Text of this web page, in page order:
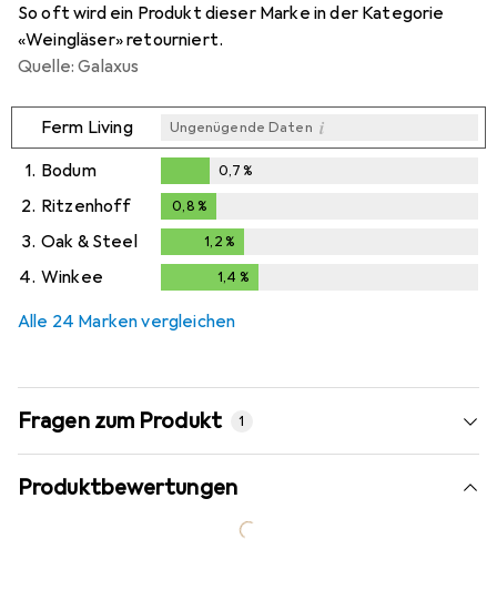
So oft wird ein Produkt dieser Marke in der Kategorie
«Weingläser» retourniert.
Quelle: Galaxus
Ferm Living Ungenügende Daten i
1. Bodum
0,7%
0,7%
2. Ritzenhoff 0,8 %
3. Oak & Steel 1,2 %
4. Winkee 1,4 %
Alle 24 Marken vergleichen
Fragen zum Produkt 1
Produktbewertungen